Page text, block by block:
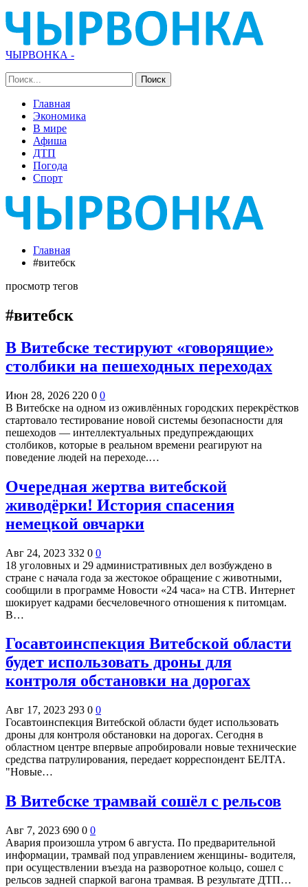
ЧЫРВОНКА -
Главная
Экономика
В мире
Афиша
ДТП
Погода
Спорт
Главная
#витебск
просмотр тегов
#витебск
В Витебске тестируют «говорящие»
столбики на пешеходных переходах
Июн 28, 2026 220 0 0
В Витебске на одном из оживлённых городских перекрёстков
стартовало тестирование новой системы безопасности для
пешеходов — интеллектуальных предупреждающих
столбиков, которые в реальном времени реагируют на
поведение людей на переходе.…
Очередная жертва витебской
живодёрки! История спасения
немецкой овчарки
Авг 24, 2023 332 0 0
18 уголовных и 29 административных дел возбуждено в
стране с начала года за жестокое обращение с животными,
сообщили в программе Новости «24 часа» на СТВ. Интернет
шокирует кадрами бесчеловечного отношения к питомцам.
В…
Госавтоинспекция Витебской области
будет использовать дроны для
контроля обстановки на дорогах
Авг 17, 2023 293 0 0
Госавтоинспекция Витебской области будет использовать
дроны для контроля обстановки на дорогах. Сегодня в
областном центре впервые апробировали новые технические
средства патрулирования, передает корреспондент БЕЛТА.
"Новые…
В Витебске трамвай сошёл с рельсов
Авг 7, 2023 690 0 0
Авария произошла утром 6 августа. По предварительной
информации, трамвай под управлением женщины- водителя,
при осуществлении въезда на разворотное кольцо, сошел с
рельсов задней спаркой вагона трамвая. В результате ДТП…